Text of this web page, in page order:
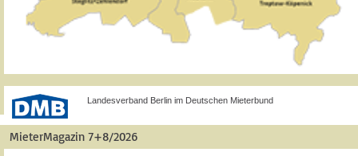
Landesverband Berlin im Deutschen Mieterbund
MieterMagazin 7+8/2026